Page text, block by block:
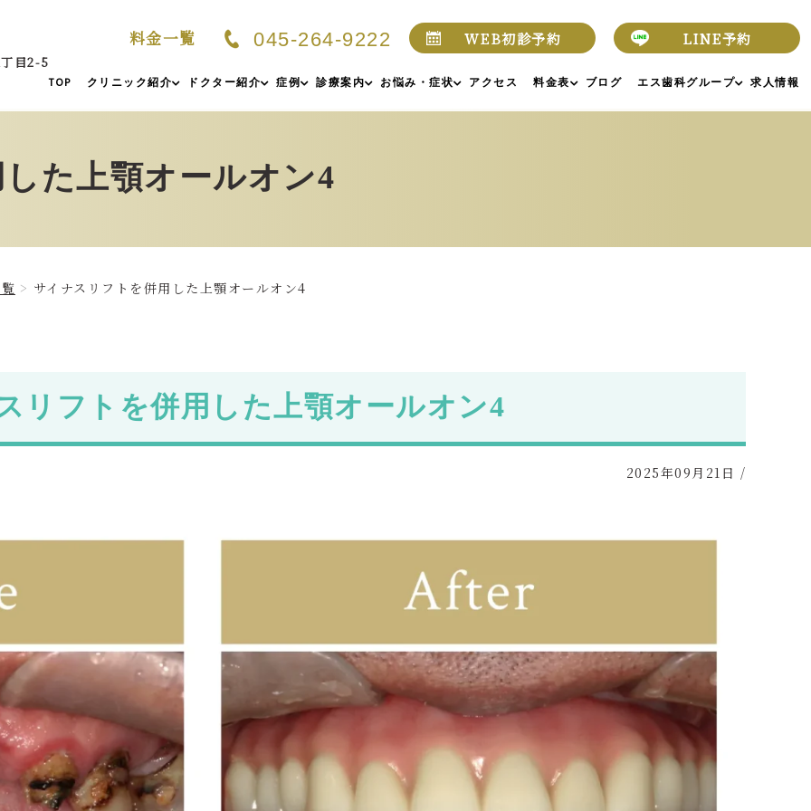
目2-5
料金一覧 045-264-9222 WEB初診予約 LINE予約
TOP クリニック紹介 ドクター紹介 症例 診療案内 お悩み・症状 アクセス 料金表 ブログ エス歯科グループ 求人情報
た上顎オールオン4
サイナスリフトを併用した上顎オールオン4
リフトを併用した上顎オールオン4
2025年09月21日 /